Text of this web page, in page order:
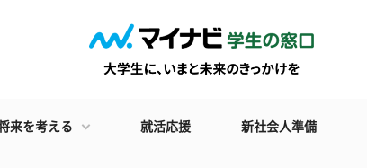
来を考える 就活応援 新社会人準備